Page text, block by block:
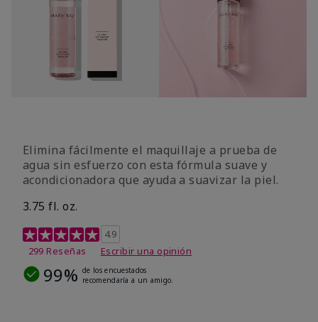
Elimina fácilmente el maquillaje a prueba de
agua sin esfuerzo con esta fórmula suave y
acondicionadora que ayuda a suavizar la piel.
3.75 fl. oz.
Calificación de clientes de 4,8 de 5
4.9
299 Reseñas
Escribir una opinión
99% de los encuestados
recomendaría a un amigo.